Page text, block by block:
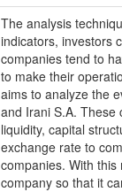
The analysis
indicators, investors
companies tend to
to make their
aims to analyze the
and Irani S.A. These
liquidity, capital
exchange rate to
companies. With
company so that it